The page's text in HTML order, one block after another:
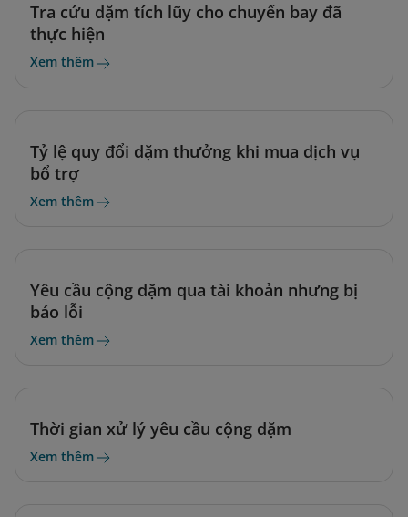
Tra cứu dặm tích lũy cho chuyến bay đã
thực hiện
Xem thêm
Tỷ lệ quy đổi dặm thưởng khi mua dịch vụ
bổ trợ
Xem thêm
Yêu cầu cộng dặm qua tài khoản nhưng bị
báo lỗi
Xem thêm
Thời gian xử lý yêu cầu cộng dặm
Xem thêm